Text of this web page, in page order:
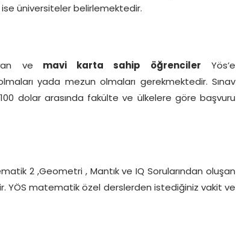
ise üniversiteler belirlemektedir.
ve mavi karta sahip öğrenciler Yös’e
yada mezun olmaları gerekmektedir. Sınav
dolar arasında fakülte ve ülkelere göre başvuru
2 ,Geometri , Mantık ve IQ Sorularından oluşan
YÖS matematik özel derslerden istediğiniz vakit ve